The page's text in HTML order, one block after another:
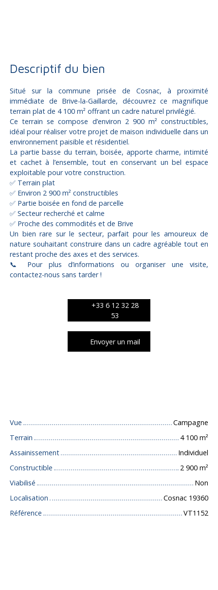
Descriptif du bien
Situé sur la commune prisée de Cosnac, à proximité
immédiate de Brive-la-Gaillarde, découvrez ce magnifique
terrain plat de 4 100 m² offrant un cadre naturel privilégié.
Ce terrain se compose d’environ 2 900 m² constructibles,
idéal pour réaliser votre projet de maison individuelle dans un
environnement paisible et résidentiel.
La partie basse du terrain, boisée, apporte charme, intimité
et cachet à l’ensemble, tout en conservant un bel espace
exploitable pour votre construction.
✅ Terrain plat
✅ Environ 2 900 m² constructibles
✅ Partie boisée en fond de parcelle
✅ Secteur recherché et calme
✅ Proche des commodités et de Brive
Un bien rare sur le secteur, parfait pour les amoureux de
nature souhaitant construire dans un cadre agréable tout en
restant proche des axes et des services.
📞 Pour plus d’informations ou organiser une visite,
contactez-nous sans tarder !
+33 6 12 32 28
53
Envoyer un mail
Vue
Campagne
Terrain
4 100 m²
Assainissement
Individuel
Constructible
2 900 m²
Viabilisé
Non
Localisation
Cosnac 19360
Référence
VT1152